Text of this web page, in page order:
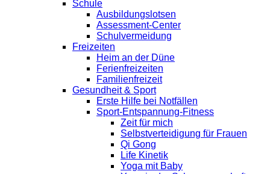
Schule
Ausbildungslotsen
Assessment-Center
Schulvermeidung
Freizeiten
Heim an der Düne
Ferienfreizeiten
Familienfreizeit
Gesundheit & Sport
Erste Hilfe bei Notfällen
Sport-Entspannung-Fitness
Zeit für mich
Selbstverteidigung für Frauen
Qi Gong
Life Kinetik
Yoga mit Baby